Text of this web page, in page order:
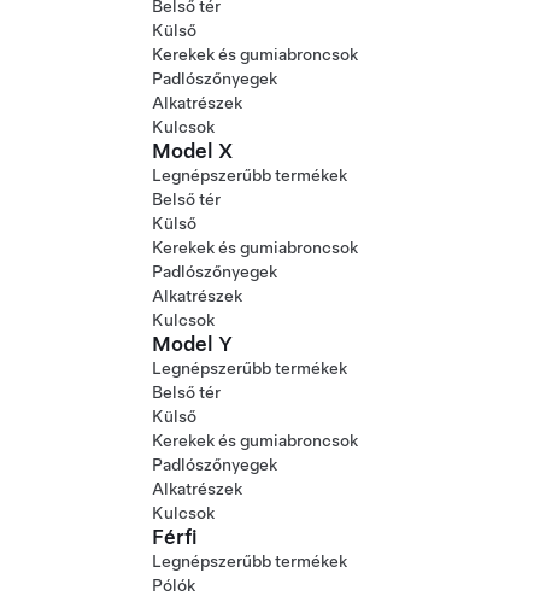
Belső tér
Külső
Kerekek és gumiabroncsok
Padlószőnyegek
Alkatrészek
Kulcsok
Model X
Legnépszerűbb termékek
Belső tér
Külső
Kerekek és gumiabroncsok
Padlószőnyegek
Alkatrészek
Kulcsok
Model Y
Legnépszerűbb termékek
Belső tér
Külső
Kerekek és gumiabroncsok
Padlószőnyegek
Alkatrészek
Kulcsok
Férfi
Legnépszerűbb termékek
Pólók